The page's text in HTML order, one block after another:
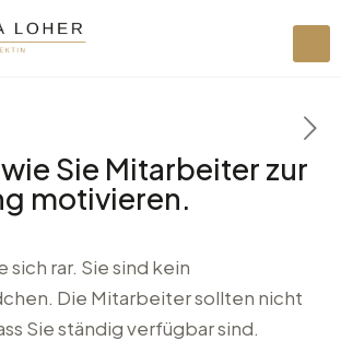
Sie Mitarbeiter zur
motivieren.
sich rar. Sie sind kein
Die Mitarbeiter sollten nicht
Sie ständig verfügbar sind.